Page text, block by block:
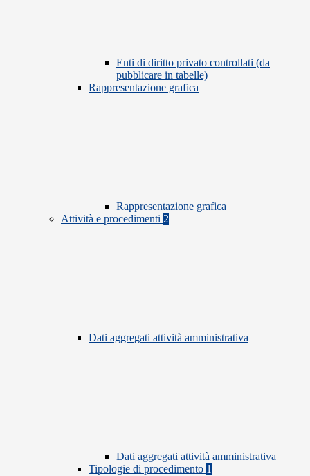
Enti di diritto privato controllati (da
pubblicare in tabelle)
Rappresentazione grafica
Rappresentazione grafica
Attività e procedimenti 2
Dati aggregati attività amministrativa
Dati aggregati attività amministrativa
Tipologie di procedimento 1